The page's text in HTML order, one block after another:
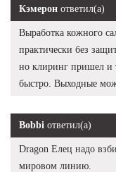
Кэмерон ответил(а)
Выработка кожного
практически без
но клиринг пришел и
быстро. Выходные
Bobbi ответил(а)
Dragon Елец надо
мировом линию.